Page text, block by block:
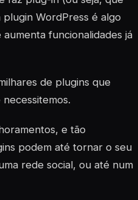
pluginWordPress é algo
funcionalidades já
de plugins que
e tão
podem até tornar o seu
rede social, ou até num